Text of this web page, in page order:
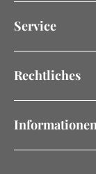
Service
Rechtliches
Informationen